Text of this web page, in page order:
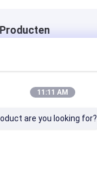
11:11 AM
are you looking for?